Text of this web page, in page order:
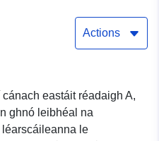
Actions
eastáit réadaigh A,
ghnó leibhéal na
le